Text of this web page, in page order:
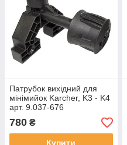
Патрубок вихідний для
мінімийок Karcher, K3 - K4
арт. 9.037-676
780 ₴
Купити